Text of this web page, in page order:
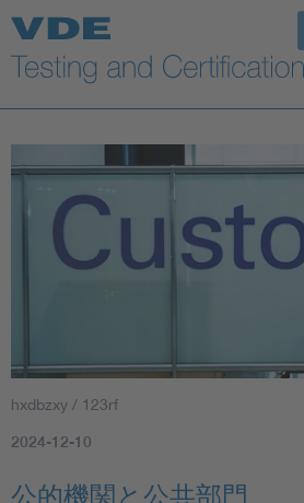
Key Topics
hxdbzxy / 123rf
2024-12-10
公的機関と公共部門